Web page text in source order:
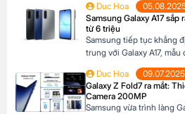
Duc Hoa
Samsung Galaxy A17 sắp
từ 6 triệu
Samsung tiếp tục khẳng
trung với Galaxy A17,
cuối năm 2025 đã xuất
bán lẻ tại Châu Âu. Với
camera, hiệu năng và
Duc Hoa
09.07.2025
Galaxy Z Fold7 ra mắt:
Camera 200MP
Samsung vừa trình làng